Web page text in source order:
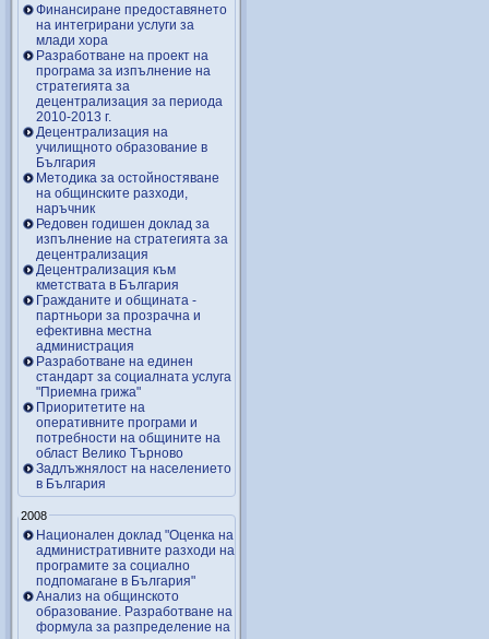
Финансиране предоставянето
на интегрирани услуги за
млади хора
Разработване на проект на
програма за изпълнение на
стратегията за
децентрализация за периода
2010-2013 г.
Децентрализация на
училищното образование в
България
Методика за остойностяване
на общинските разходи,
наръчник
Редовен годишен доклад за
изпълнение на стратегията за
децентрализация
Децентрализация към
кметствата в България
Гражданите и общината -
партньори за прозрачна и
ефективна местна
администрация
Разработване на единен
стандарт за социалната услуга
"Приемна грижа"
Приоритетите на
оперативните програми и
потребности на общините на
област Велико Търново
Задлъжнялост на населението
в България
2008
Национален доклад "Оценка на
административните разходи на
програмите за социално
подпомагане в България"
Анализ на общинското
образование. Разработване на
формула за разпределение на